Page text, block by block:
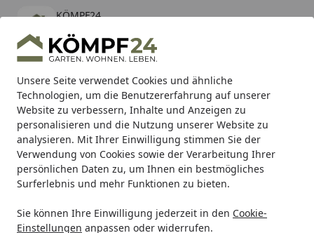
Unsere Seite verwendet Cookies und ähnliche
Technologien, um die Benutzererfahrung auf unserer
Website zu verbessern, Inhalte und Anzeigen zu
personalisieren und die Nutzung unserer Website zu
analysieren. Mit Ihrer Einwilligung stimmen Sie der
Verwendung von Cookies sowie der Verarbeitung Ihrer
persönlichen Daten zu, um Ihnen ein bestmögliches
Surferlebnis und mehr Funktionen zu bieten.
Sie können Ihre Einwilligung jederzeit in den Cookie-
Einstellungen anpassen oder widerrufen.
KÖMPF24
kostenlos - Im App Store
Hotline
Alle Produkte
Mein Konto
Suchen
Karibu Pools inkl. gratis Sandfilteranlage & Pool-
Starterset (Gesamtwert bis 468,99€)
Startseite
DENNERLE Aquarientechnik CO2 Anlagen